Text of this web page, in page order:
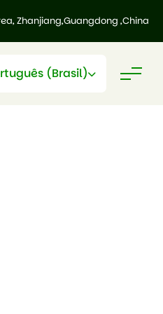
Zhanjiang,Guangdong ,China
(Brasil)